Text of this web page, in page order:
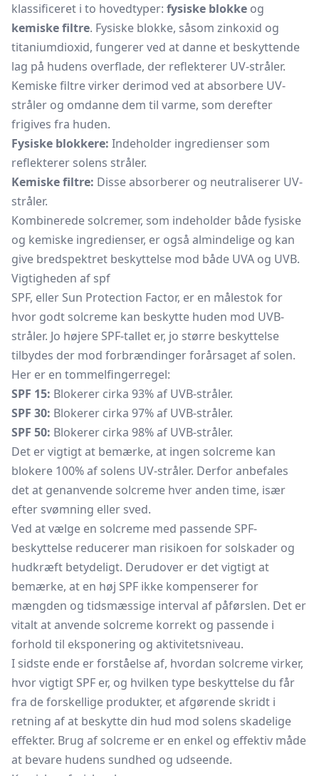
klassificeret i to hovedtyper: fysiske blokke og
kemiske filtre. Fysiske blokke, såsom zinkoxid og
titaniumdioxid, fungerer ved at danne et beskyttende
lag på hudens overflade, der reflekterer UV-stråler.
Kemiske filtre virker derimod ved at absorbere UV-
stråler og omdanne dem til varme, som derefter
frigives fra huden.
Fysiske blokkere: Indeholder ingredienser som
reflekterer solens stråler.
Kemiske filtre: Disse absorberer og neutraliserer UV-
stråler.
Kombinerede solcremer, som indeholder både fysiske
og kemiske ingredienser, er også almindelige og kan
give bredspektret beskyttelse mod både UVA og UVB.
Vigtigheden af spf
SPF, eller Sun Protection Factor, er en målestok for
hvor godt solcreme kan beskytte huden mod UVB-
stråler. Jo højere SPF-tallet er, jo større beskyttelse
tilbydes der mod forbrændinger forårsaget af solen.
Her er en tommelfingerregel:
SPF 15: Blokerer cirka 93% af UVB-stråler.
SPF 30: Blokerer cirka 97% af UVB-stråler.
SPF 50: Blokerer cirka 98% af UVB-stråler.
Det er vigtigt at bemærke, at ingen solcreme kan
blokere 100% af solens UV-stråler. Derfor anbefales
det at genanvende solcreme hver anden time, især
efter svømning eller sved.
Ved at vælge en solcreme med passende SPF-
beskyttelse reducerer man risikoen for solskader og
hudkræft betydeligt. Derudover er det vigtigt at
bemærke, at en høj SPF ikke kompenserer for
mængden og tidsmæssige interval af påførslen. Det er
vitalt at anvende solcreme korrekt og passende i
forhold til eksponering og aktivitetsniveau.
I sidste ende er forståelse af, hvordan solcreme virker,
hvor vigtigt SPF er, og hvilken type beskyttelse du får
fra de forskellige produkter, et afgørende skridt i
retning af at beskytte din hud mod solens skadelige
effekter. Brug af solcreme er en enkel og effektiv måde
at bevare hudens sundhed og udseende.